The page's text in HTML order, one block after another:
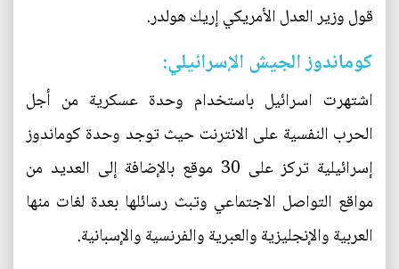
قول وزير العدل الأمريكي إريك هولدر.
كوماندوز الجيش الإسرائيلي:
اشتهرت اسرائيل باستخدام وحدة عسكرية من أجل
الحرب النفسية على الانترنت حيث توجد وحدة كوماندوز
إسرائيلية تركز على 30 موقع بالإضافة إلى العديد من
مواقع التواصل الاجتماعي وتبث رسائلها بعدة لغات منها
العربية والإنجليزية والعبرية والفرنسية والإسبانية.